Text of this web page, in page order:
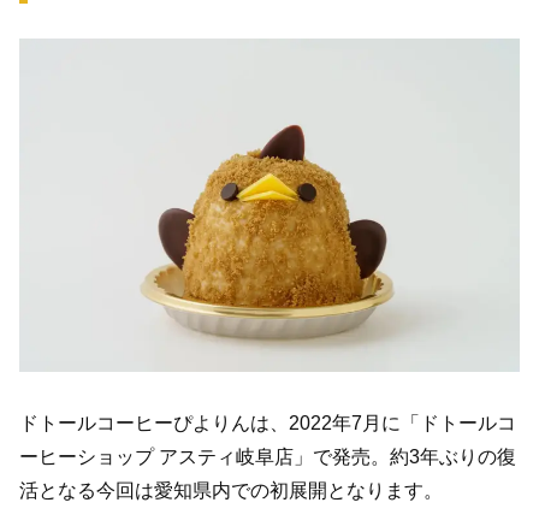
ドトールコーヒーぴよりんは、2022年7月に「ドトールコ
ーヒーショップ アスティ岐阜店」で発売。約3年ぶりの復
活となる今回は愛知県内での初展開となります。